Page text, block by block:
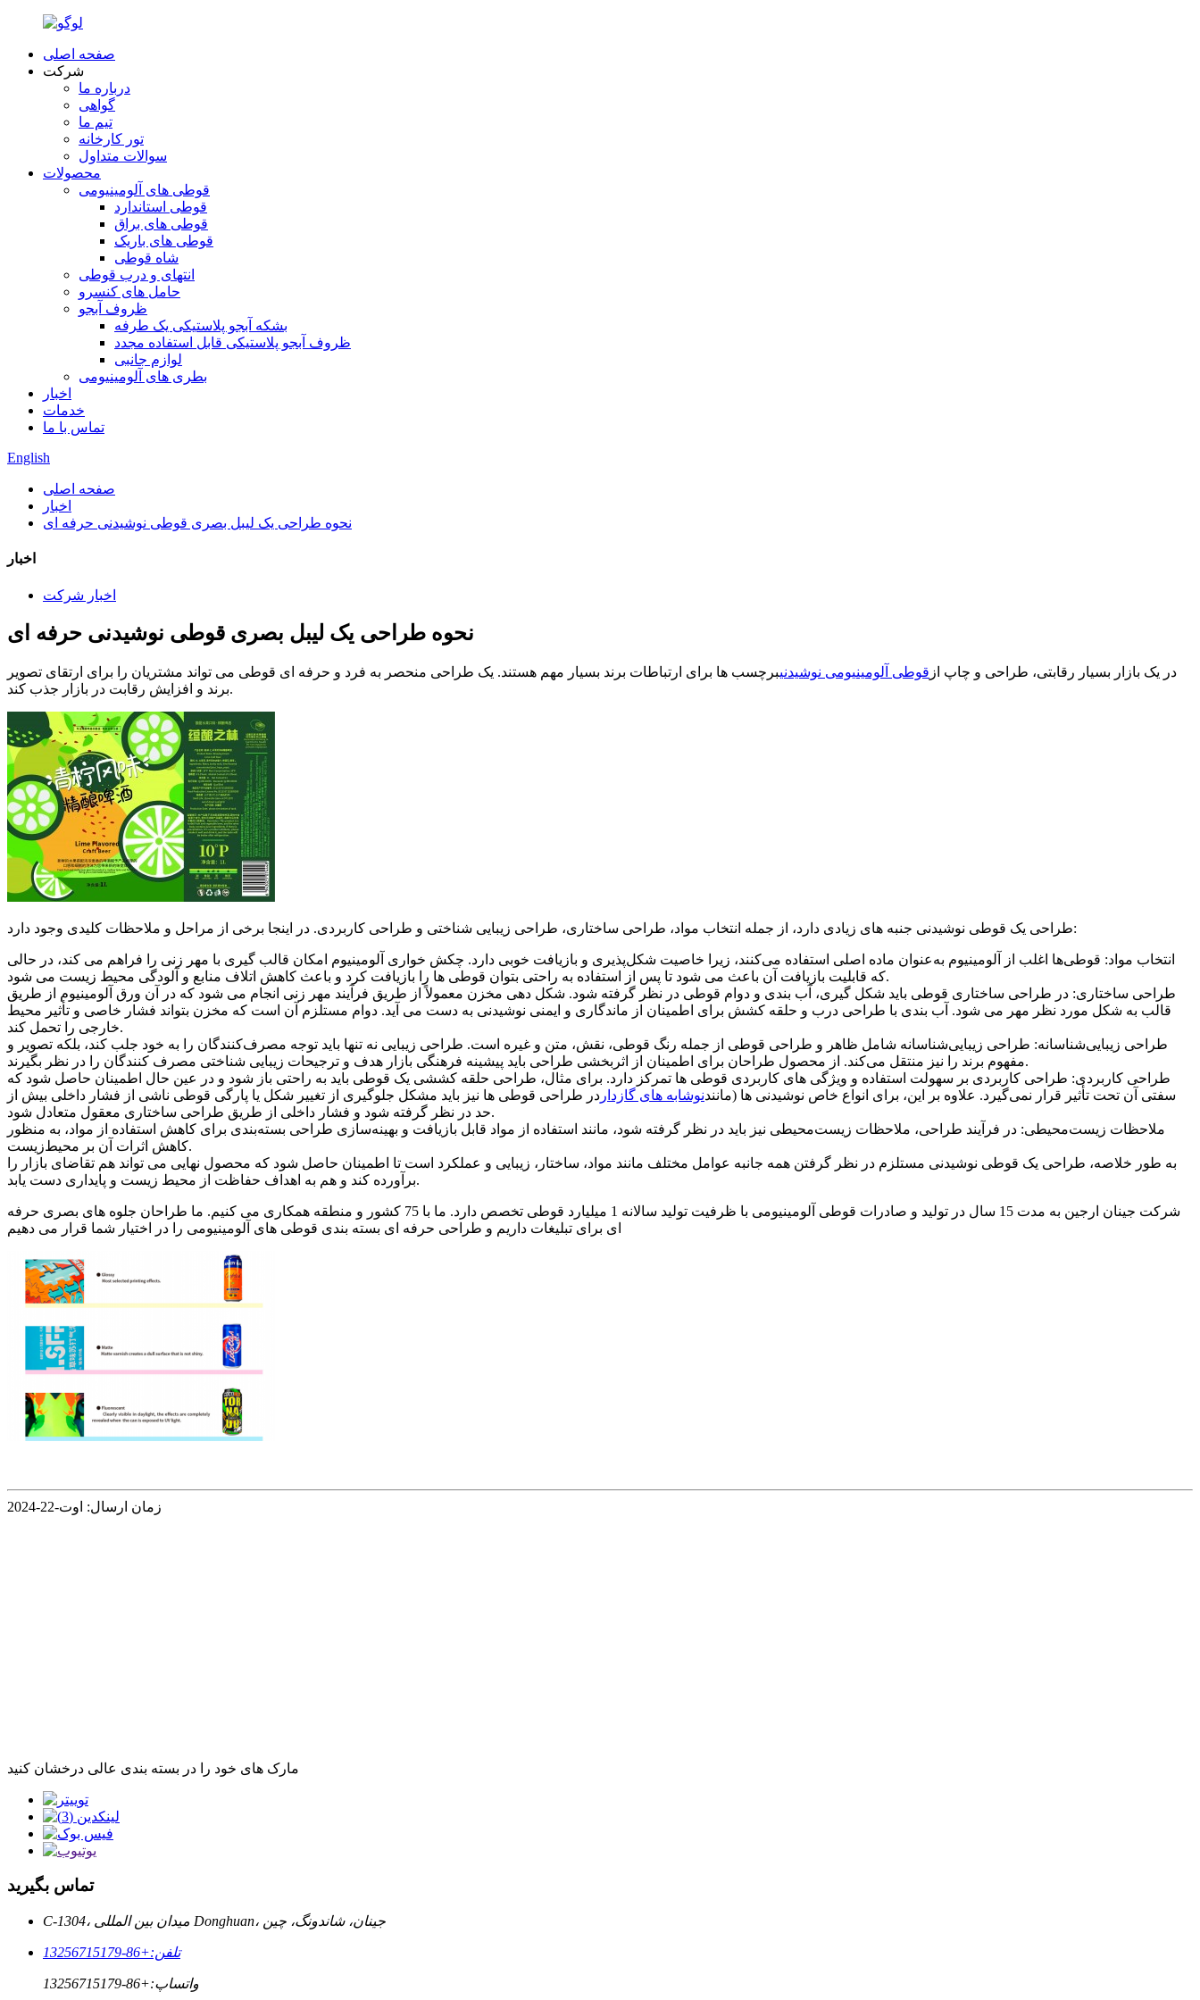
صفحه اصلی
شرکت
درباره ما
گواهی
تیم ما
تور کارخانه
سوالات متداول
محصولات
قوطی های آلومینیومی
قوطی استاندارد
قوطی های براق
قوطی های باریک
شاه قوطی
انتهای و درب قوطی
حامل های کنسرو
ظروف آبجو
بشکه آبجو پلاستیکی یک طرفه
ظروف آبجو پلاستیکی قابل استفاده مجدد
لوازم جانبی
بطری های آلومینیومی
اخبار
خدمات
تماس با ما
English
صفحه اصلی
اخبار
نحوه طراحی یک لیبل بصری قوطی نوشیدنی حرفه ای
اخبار
اخبار شرکت
نحوه طراحی یک لیبل بصری قوطی نوشیدنی حرفه ای
در یک بازار بسیار رقابتی، طراحی و چاپ از قوطی آلومینیومی نوشیدنیبرچسب ها برای ارتباطات برند بسیار مهم هستند. یک طراحی منحصر به فرد و حرفه ای قوطی می تواند مشتریان را برای ارتقای تصویر
برند و افزایش رقابت در بازار جذب کند.
طراحی یک قوطی نوشیدنی جنبه های زیادی دارد، از جمله انتخاب مواد، طراحی ساختاری، طراحی زیبایی شناختی و طراحی کاربردی. در اینجا برخی از مراحل و ملاحظات کلیدی وجود دارد:
انتخاب مواد: قوطی‌ها اغلب از آلومینیوم به‌عنوان ماده اصلی استفاده می‌کنند، زیرا خاصیت شکل‌پذیری و بازیافت خوبی دارد. چکش خواری آلومینیوم امکان قالب گیری با مهر زنی را فراهم می کند، در حالی
که قابلیت بازیافت آن باعث می شود تا پس از استفاده به راحتی بتوان قوطی ها را بازیافت کرد و باعث کاهش اتلاف منابع و آلودگی محیط زیست می شود.
طراحی ساختاری: در طراحی ساختاری قوطی باید شکل گیری، آب بندی و دوام قوطی در نظر گرفته شود. شکل دهی مخزن معمولاً از طریق فرآیند مهر زنی انجام می شود که در آن ورق آلومینیوم از طریق
قالب به شکل مورد نظر مهر می شود. آب بندی با طراحی درب و حلقه کشش برای اطمینان از ماندگاری و ایمنی نوشیدنی به دست می آید. دوام مستلزم آن است که مخزن بتواند فشار خاصی و تأثیر محیط
خارجی را تحمل کند.
طراحی زیبایی‌شناسانه: طراحی زیبایی‌شناسانه شامل ظاهر و طراحی قوطی از جمله رنگ قوطی، نقش، متن و غیره است. طراحی زیبایی نه تنها باید توجه مصرف‌کنندگان را به خود جلب کند، بلکه تصویر و
مفهوم برند را نیز منتقل می‌کند. از محصول طراحان برای اطمینان از اثربخشی طراحی باید پیشینه فرهنگی بازار هدف و ترجیحات زیبایی شناختی مصرف کنندگان را در نظر بگیرند.
طراحی کاربردی: طراحی کاربردی بر سهولت استفاده و ویژگی های کاربردی قوطی ها تمرکز دارد. برای مثال، طراحی حلقه کششی یک قوطی باید به راحتی باز شود و در عین حال اطمینان حاصل شود که
سفتی آن تحت تأثیر قرار نمی‌گیرد. علاوه بر این، برای انواع خاص نوشیدنی ها (مانندنوشابه های گازدار در طراحی قوطی ها نیز باید مشکل جلوگیری از تغییر شکل یا پارگی قوطی ناشی از فشار داخلی بیش از
حد در نظر گرفته شود و فشار داخلی از طریق طراحی ساختاری معقول متعادل شود.
ملاحظات زیست‌محیطی: در فرآیند طراحی، ملاحظات زیست‌محیطی نیز باید در نظر گرفته شود، مانند استفاده از مواد قابل بازیافت و بهینه‌سازی طراحی بسته‌بندی برای کاهش استفاده از مواد، به منظور
کاهش اثرات آن بر محیط‌زیست.
به طور خلاصه، طراحی یک قوطی نوشیدنی مستلزم در نظر گرفتن همه جانبه عوامل مختلف مانند مواد، ساختار، زیبایی و عملکرد است تا اطمینان حاصل شود که محصول نهایی می تواند هم تقاضای بازار را
برآورده کند و هم به اهداف حفاظت از محیط زیست و پایداری دست یابد.
شرکت جینان ارجین به مدت 15 سال در تولید و صادرات قوطی آلومینیومی با ظرفیت تولید سالانه 1 میلیارد قوطی تخصص دارد. ما با 75 کشور و منطقه همکاری می کنیم. ما طراحان جلوه های بصری حرفه
ای برای تبلیغات داریم و طراحی حرفه ای بسته بندی قوطی های آلومینیومی را در اختیار شما قرار می دهیم
زمان ارسال: اوت-22-2024
مارک های خود را در بسته بندی عالی درخشان کنید
تماس بگیرید
C-1304، میدان بین المللی Donghuan، جینان، شاندونگ، چین
تلفن:+86-13256715179
واتساپ:+86-13256715179